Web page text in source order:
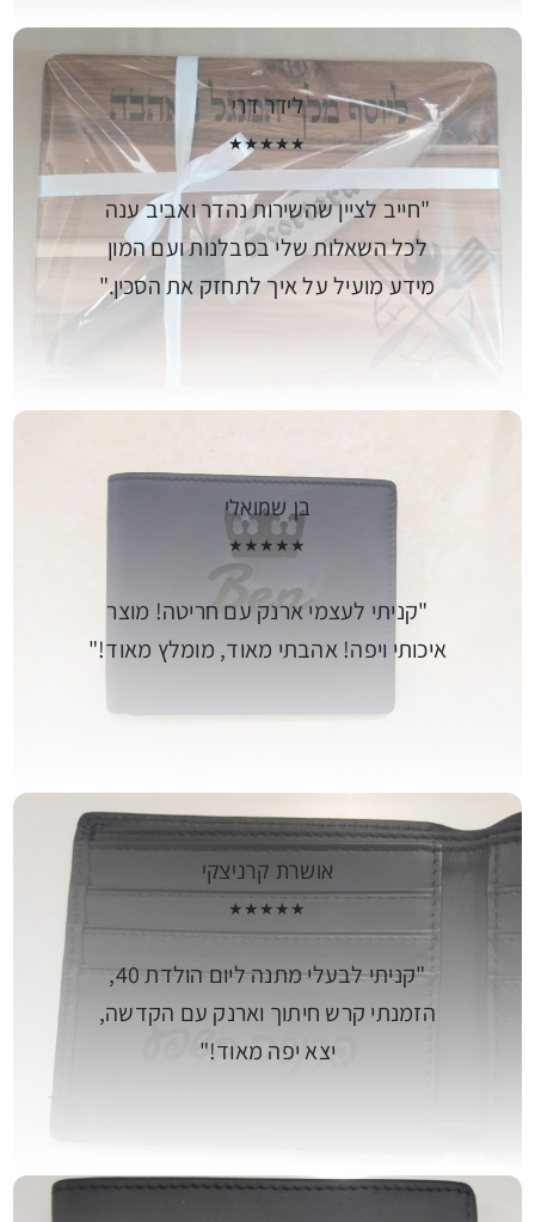
לידר דרי
★★★★★
חייב לציין שהשירות נהדר ואביב ענה
לכל השאלות שלי בסבלנות ועם המון
מידע מועיל על איך לתחזק את הסכין.
בן שמואלי
★★★★★
קניתי לעצמי ארנק עם חריטה! מוצר
איכותי ויפה! אהבתי מאוד, מומלץ מאוד!
אושרת קרניצקי
★★★★★
קניתי לבעלי מתנה ליום הולדת 40,
הזמנתי קרש חיתוך וארנק עם הקדשה,
יצא יפה מאוד!